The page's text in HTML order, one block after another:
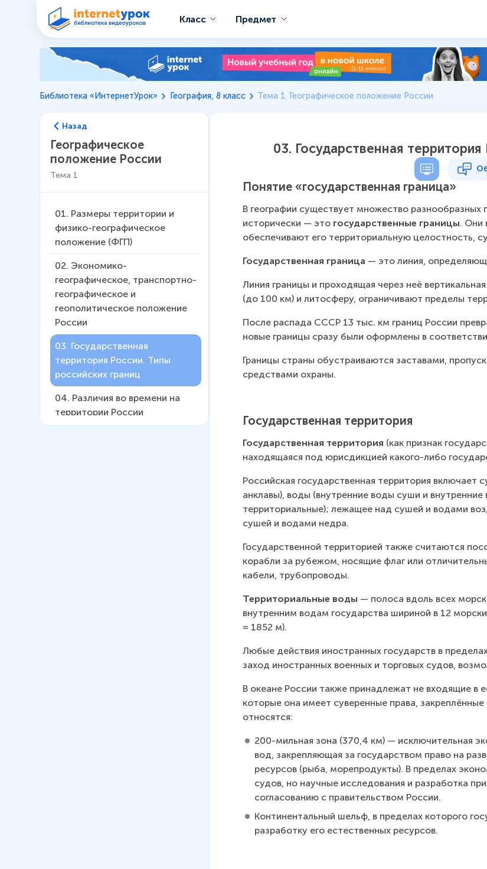
Класс Предмет
Библиотека «ИнтернетУрок» География, 8 класс Тема 1. Географическое положение России
Назад
Географическое
положение России
Тема 1
01. Размеры территории и
физико-географическое
положение (ФГП)
02. Экономико-
географическое, транспортно-
географическое и
геополитическое положение
России
03. Государственная
территория России. Типы
российских границ
04. Различия во времени на
территории России
03. Государственная
Понятие «государственная граница»
В географии существует множество
исторически — это государственные границы. Они
обеспечивают его территориальную целостность,
Государственная граница — это линия,
Линия границы и проходящая через неё
(до 100 км) и литосферу, ограничивают пределы
После распада СССР 13 тыс. км границ России
новые границы сразу были оформлены в
Границы страны обустраиваются заставами,
средствами охраны.
Государственная территория
Государственная территория (как признак
находящаяся под юрисдикцией какого-либо
Российская государственная территория включает
анклавы), воды (внутренние воды суши и
территориальные); лежащее над сушей и водами
сушей и водами недра.
Государственной территорией также считаются
корабли за рубежом, носящие флаг или
кабели, трубопроводы.
Территориальные воды — полоса вдоль всех
внутренним водам государства шириной в 12
= 1852 м).
Любые действия иностранных государств в
заход иностранных военных и торговых судов,
В океане России также принадлежат не входящие в
которые она имеет суверенные права,
относятся:
200-мильная зона (370,4 км) — исключительная
вод, закрепляющая за государством право на
ресурсов (рыба, морепродукты). В пределах
судов, но научные исследования и разработка
согласованию с правительством России.
Континентальный шельф, в пределах которого
разработку его естественных ресурсов.